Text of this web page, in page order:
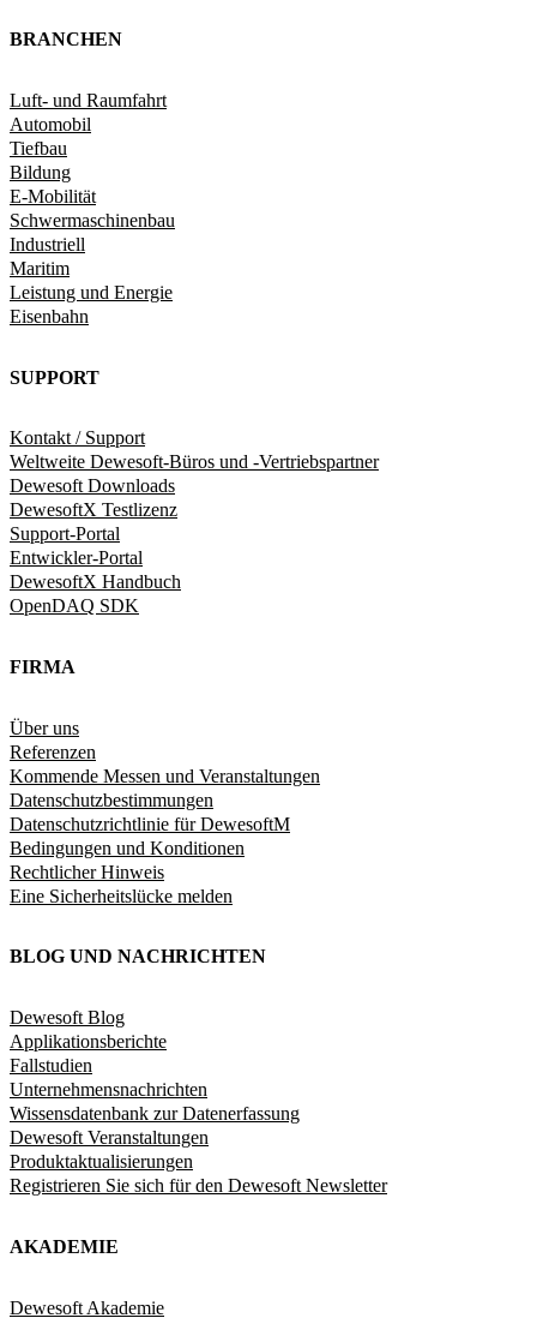
BRANCHEN
Luft- und Raumfahrt
Automobil
Tiefbau
Bildung
E-Mobilität
Schwermaschinenbau
Industriell
Maritim
Leistung und Energie
Eisenbahn
SUPPORT
Kontakt / Support
Weltweite Dewesoft-Büros und -Vertriebspartner
Dewesoft Downloads
DewesoftX Testlizenz
Support-Portal
Entwickler-Portal
DewesoftX Handbuch
OpenDAQ SDK
FIRMA
Über uns
Referenzen
Kommende Messen und Veranstaltungen
Datenschutzbestimmungen
Datenschutzrichtlinie für DewesoftM
Bedingungen und Konditionen
Rechtlicher Hinweis
Eine Sicherheitslücke melden
BLOG UND NACHRICHTEN
Dewesoft Blog
Applikationsberichte
Fallstudien
Unternehmensnachrichten
Wissensdatenbank zur Datenerfassung
Dewesoft Veranstaltungen
Produktaktualisierungen
Registrieren Sie sich für den Dewesoft Newsletter
AKADEMIE
Dewesoft Akademie